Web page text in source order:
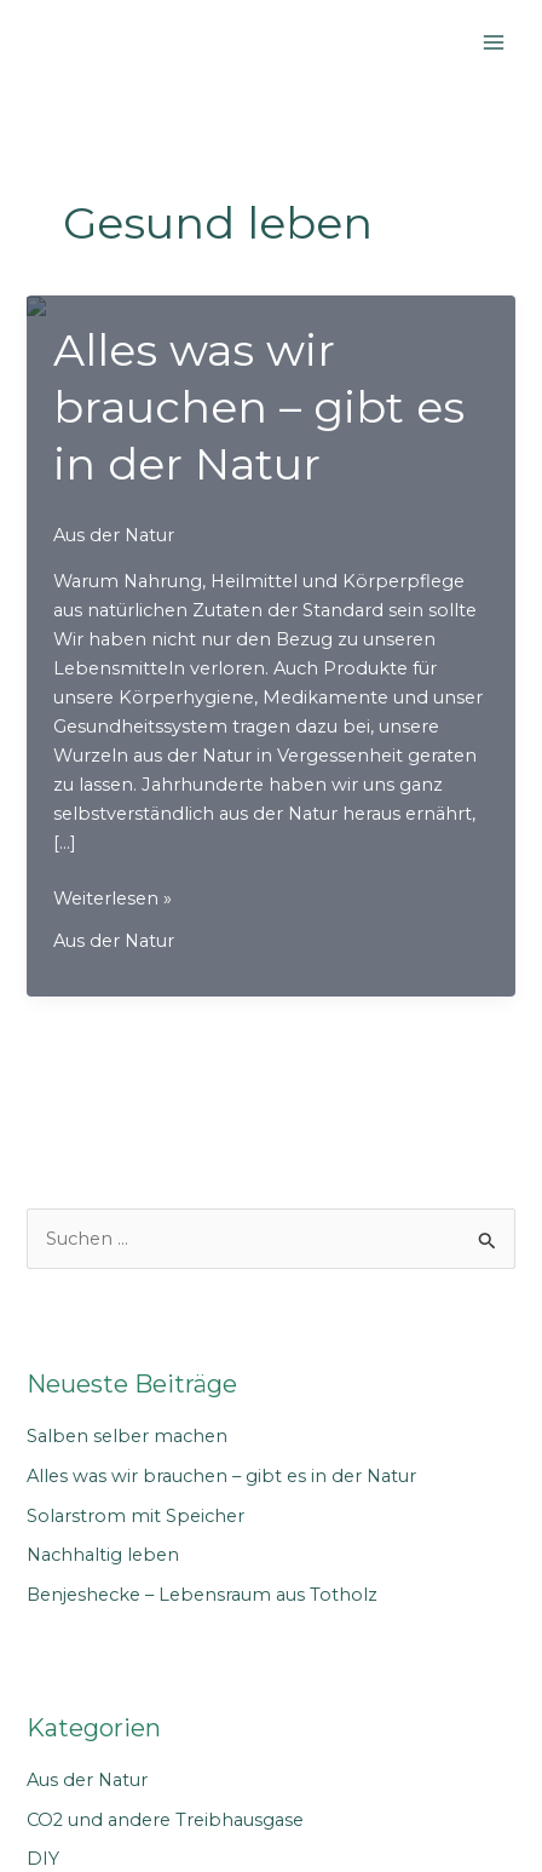
Gesund leben
Alles was wir
brauchen – gibt es
in der Natur
Aus der Natur
Warum Nahrung, Heilmittel und Körperpflege
aus natürlichen Zutaten der Standard sein sollte
Wir haben nicht nur den Bezug zu unseren
Lebensmitteln verloren. Auch Produkte für
unsere Körperhygiene, Medikamente und unser
Gesundheitssystem tragen dazu bei, unsere
Wurzeln aus der Natur in Vergessenheit geraten
zu lassen. Jahrhunderte haben wir uns ganz
selbstverständlich aus der Natur heraus ernährt,
[…]
Alles
Weiterlesen »
Aus der Natur
n
n
a
c
Neueste Beiträge
Salben selber machen
Alles was wir brauchen – gibt es in der Natur
Solarstrom mit Speicher
Nachhaltig leben
Benjeshecke – Lebensraum aus Totholz
Kategorien
Aus der Natur
CO2 und andere Treibhausgase
DIY